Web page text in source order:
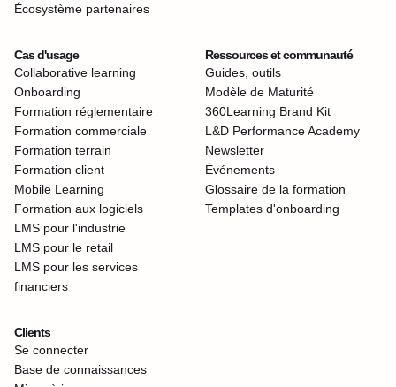
Écosystème partenaires
Cas d'usage
Collaborative learning
Onboarding
Formation réglementaire
Formation commerciale
Formation terrain
Formation client
Mobile Learning
Formation aux logiciels
LMS pour l'industrie
LMS pour le retail
LMS pour les services
financiers
Ressources et communauté
Guides, outils
Modèle de Maturité
360Learning Brand Kit
L&D Performance Academy
Newsletter
Événements
Glossaire de la formation
Templates d'onboarding
Clients
Se connecter
Base de connaissances